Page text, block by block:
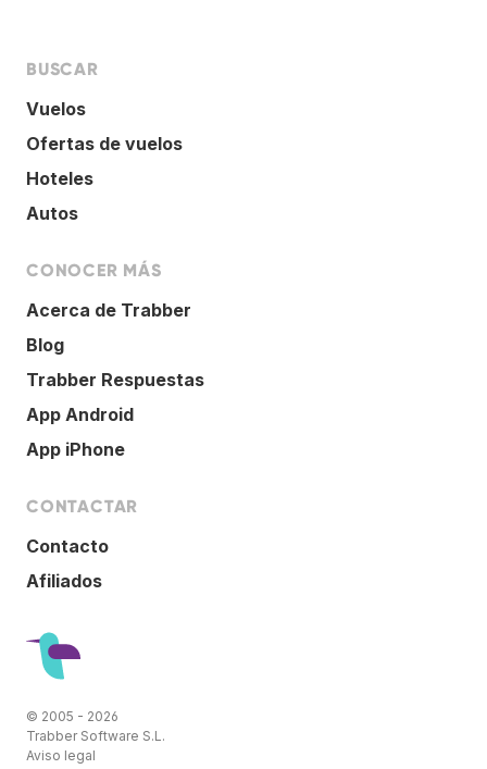
BUSCAR
Vuelos
Ofertas de vuelos
Hoteles
Autos
CONOCER MÁS
Acerca de Trabber
Blog
Trabber Respuestas
App Android
App iPhone
CONTACTAR
Contacto
Afiliados
© 2005 - 2026
Trabber Software S.L.
Aviso legal